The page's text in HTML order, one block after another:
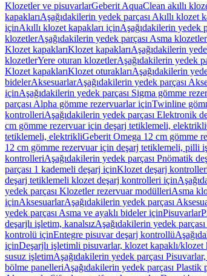
Klozetler ve pisuvarlarGeberit AquaClean akıllı
kapaklarıAşağıdakilerin yedek parçası Akıllı klozet
içinAkıllı klozet kapakları içinAşağıdakilerin yedek
klozetlerAşağıdakilerin yedek parçası Asma klozetler
Klozet kapaklarıKlozet kapaklarıAşağıdakilerin
klozetlerYere oturan klozetlerAşağıdakilerin yedek
Klozet kapaklarıKlozet oturaklarıAşağıdakilerin
bidelerAksesuarlarAşağıdakilerin yedek parçası
içinAşağıdakilerin yedek parçası Sigma gömme
parçası Alpha gömme rezervuarlar içinTwinline
kontrolleriAşağıdakilerin yedek parçası Elektronik
cm gömme rezervuar için deşarj tetiklemeli, elektrikli
tetiklemeli, elektrikliGeberit Omega 12 cm gömme
12 cm gömme rezervuar için deşarj tetiklemeli, pilli
kontrolleriAşağıdakilerin yedek parçası Pnömatik
parçası 1 kademeli deşarj içinKlozet deşarj
deşarj tetiklemeli klozet deşarj kontrolleri için
yedek parçası Klozetler rezervuar modülleriAsma
içinAksesuarlarAşağıdakilerin yedek parçası
yedek parçası Asma ve ayaklı bideler içinPisuvarlar
deşarjlı işletim, kanalsızAşağıdakilerin yedek
kontrolü içinEntegre pisuvar deşarj kontrollü
içinDeşarjlı işletimli pisuvarlar, klozet kapaklı/klozet
susuz işletimAşağıdakilerin yedek parçası
bölme panelleriAşağıdakilerin yedek parçası